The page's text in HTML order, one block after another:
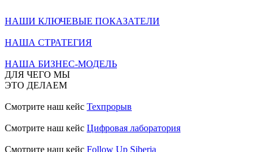
НАШИ КЛЮЧЕВЫЕ ПОКАЗАТЕЛИ
НАША СТРАТЕГИЯ
НАША БИЗНЕС-МОДЕЛЬ
ДЛЯ ЧЕГО МЫ
ЭТО ДЕЛАЕМ
Смотрите наш кейс Техпрорыв
Смотрите наш кейс Цифровая лаборатория
Смотрите наш кейс Follow Up Siberia